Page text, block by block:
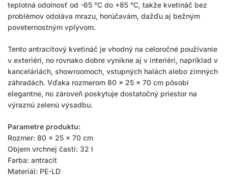
teplotná odolnosť od -65 °C do +85 °C, takže kvetináč bez
problémov odoláva mrazu, horúčavám, dažďu aj bežným
poveternostným vplyvom.
Tento antracitový kvetináč je vhodný na celoročné používanie
v exteriéri, no rovnako dobre vynikne aj v interiéri, napríklad v
kanceláriách, showroomoch, vstupných halách alebo zimných
záhradách. Vďaka rozmerom 80 × 25 × 70 cm pôsobí
elegantne, no zároveň poskytuje dostatočný priestor na
výraznú zelenú výsadbu.
Parametre produktu:
Rozmer: 80 × 25 × 70 cm
Objem vrchnej časti: 32 l
Farba: antracit
Materiál: PE-LD